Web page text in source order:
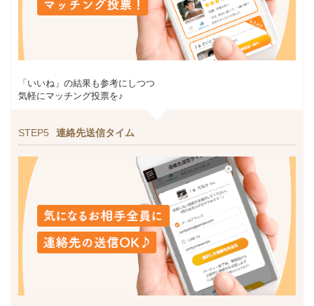
「いいね」の結果も参考にしつつ
気軽にマッチング投票を♪
STEP5 連絡先送信タイム